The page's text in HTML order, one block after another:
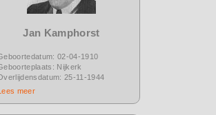
Jan Kamphorst
02-04-1910
Nijkerk
25-11-1944
meer